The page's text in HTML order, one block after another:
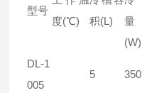
型号
度(℃)
积(L)
量
(W)
DL-1
005
5 350